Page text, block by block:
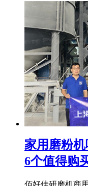
家用磨粉
6个值得购
佰好佳研磨机商